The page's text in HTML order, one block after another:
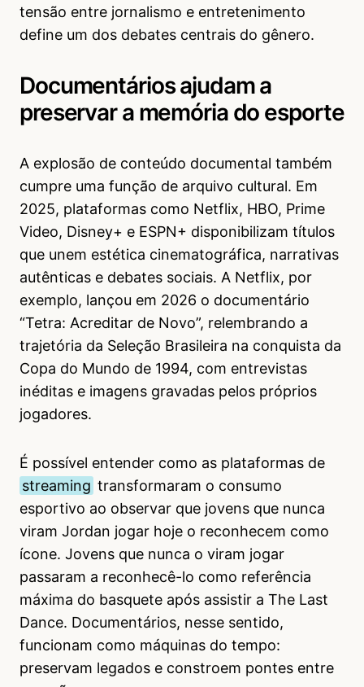
tensão entre jornalismo e entretenimento
define um dos debates centrais do gênero.
Documentários ajudam a
preservar a memória do esporte
A explosão de conteúdo documental também
cumpre uma função de arquivo cultural. Em
2025, plataformas como Netflix, HBO, Prime
Video, Disney+ e ESPN+ disponibilizam títulos
que unem estética cinematográfica, narrativas
autênticas e debates sociais. A Netflix, por
exemplo, lançou em 2026 o documentário
“Tetra: Acreditar de Novo”, relembrando a
trajetória da Seleção Brasileira na conquista da
Copa do Mundo de 1994, com entrevistas
inéditas e imagens gravadas pelos próprios
jogadores.
É possível entender como as plataformas de
streaming transformaram o consumo
esportivo ao observar que jovens que nunca
viram Jordan jogar hoje o reconhecem como
ícone. Jovens que nunca o viram jogar
passaram a reconhecê-lo como referência
máxima do basquete após assistir a The Last
Dance. Documentários, nesse sentido,
funcionam como máquinas do tempo:
preservam legados e constroem pontes entre